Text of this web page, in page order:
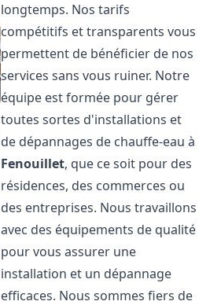
longtemps. Nos tarifs
compétitifs et transparents vous
permettent de bénéficier de nos
services sans vous ruiner. Notre
équipe est formée pour gérer
toutes sortes d'installations et
de dépannages de chauffe-eau à
Fenouillet, que ce soit pour des
résidences, des commerces ou
des entreprises. Nous travaillons
avec des équipements de qualité
pour vous assurer une
installation et un dépannage
efficaces. Nous sommes fiers de